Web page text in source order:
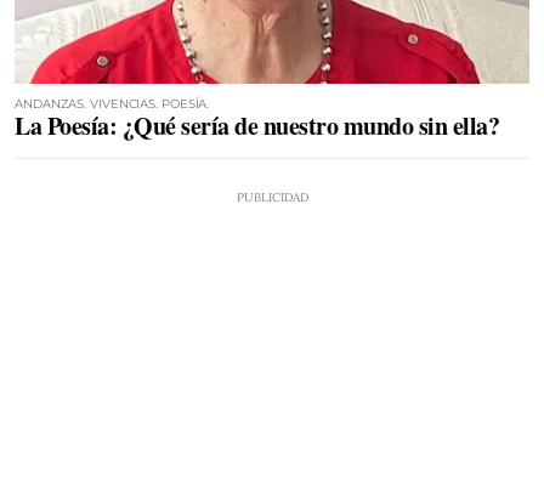
ANDANZAS. VIVENCIAS. POESÍA.
La Poesía: ¿Qué sería de nuestro mundo sin ella?